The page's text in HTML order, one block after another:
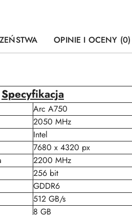
OPINIE I OCENY (0)
Specyfikacja
Arc A750
2050 MHz
Intel
7680 x 4320 px
2200 MHz
256 bit
GDDR6
512 GB/s
8 GB